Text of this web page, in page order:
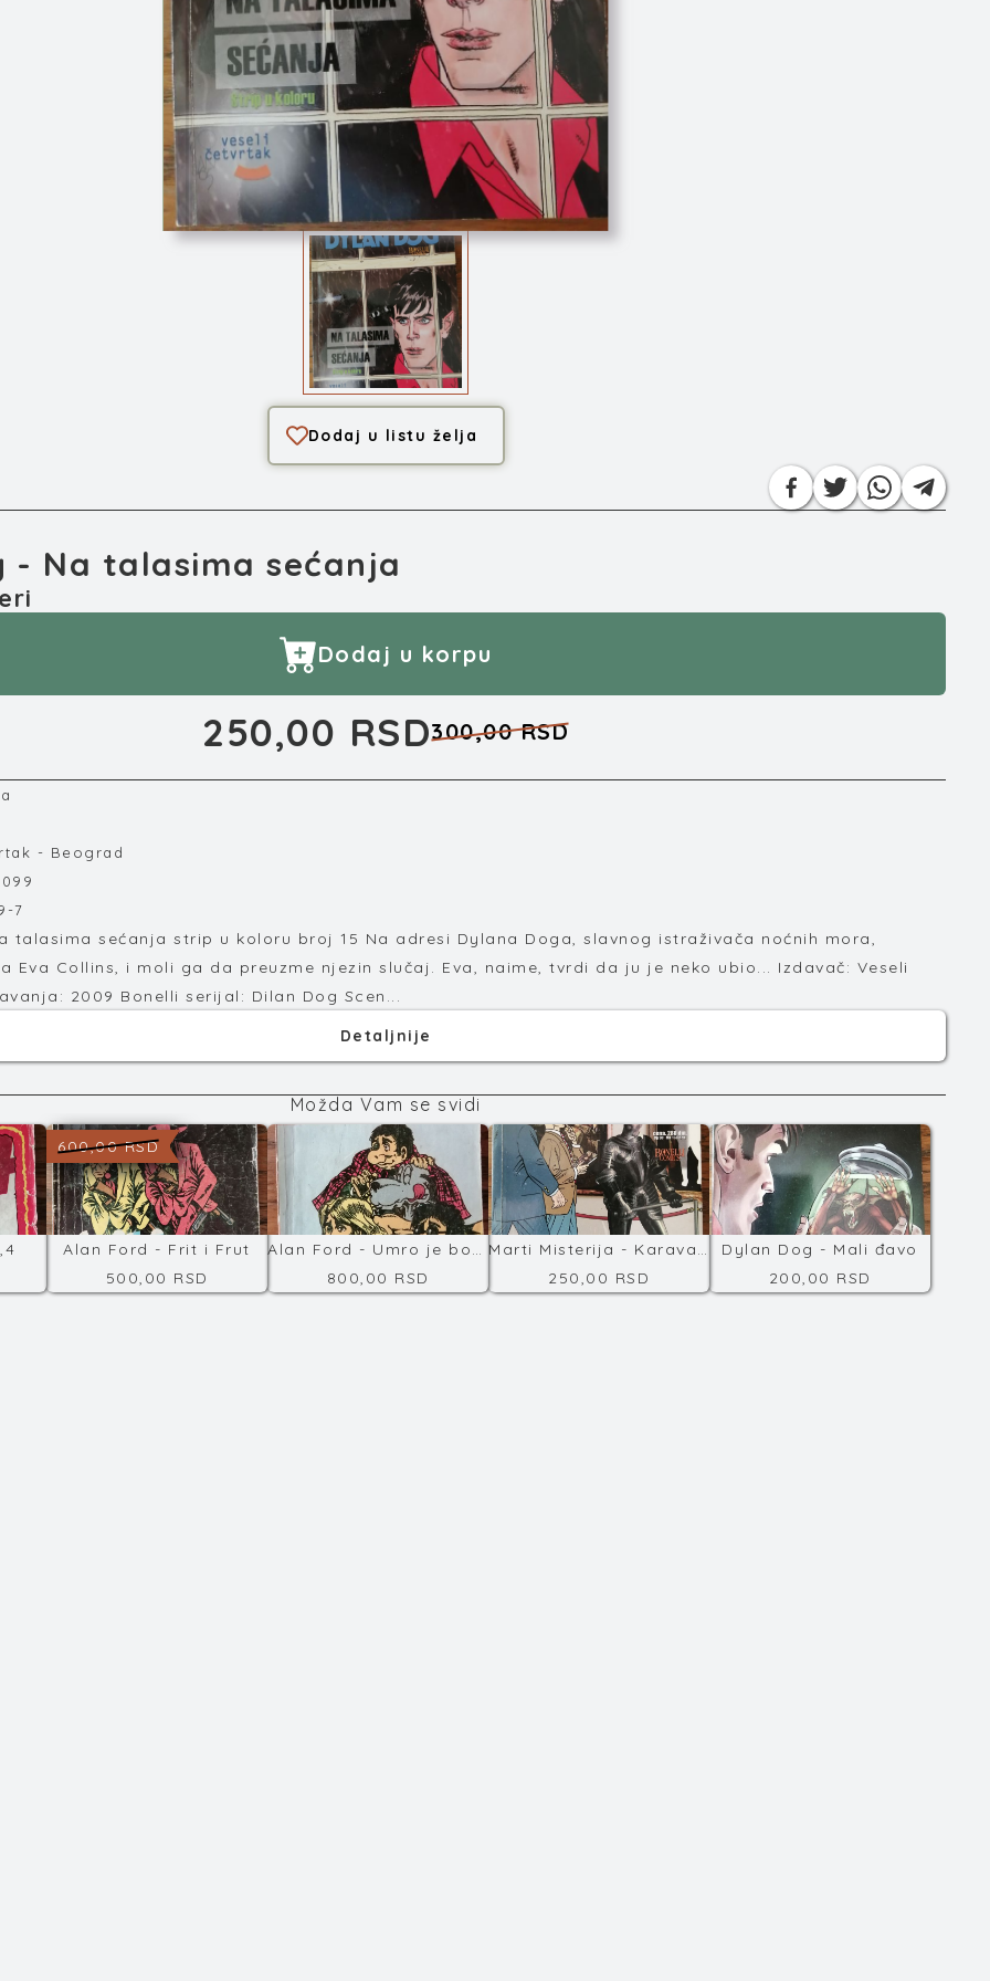
Dylan Dog - Na tal...
Dodaj u listu želja
- Na talasima sećanja
Dodaj u korpu
250,00 RSD300,00 RSD
- Beograd
7
talasima sećanja strip u koloru broj 15 Na adresi Dylana Doga, slavnog istraživača noćnih mora,
Eva Collins, i moli ga da preuzme njezin slučaj. Eva, naime, tvrdi da ju je neko ubio... Izdavač: Veseli
2009 Bonelli serijal: Dilan Dog Scen...
Detaljnije
Možda Vam se svidi
600,00 RSD
Alan Ford - Frit i Frut
500,00 RSD
Alan Ford - Umro je bogati ujak
800,00 RSD
Marti Misterija - Karavađov kod
250,00 RSD
Dylan Dog - Mali đavo
200,00 RSD